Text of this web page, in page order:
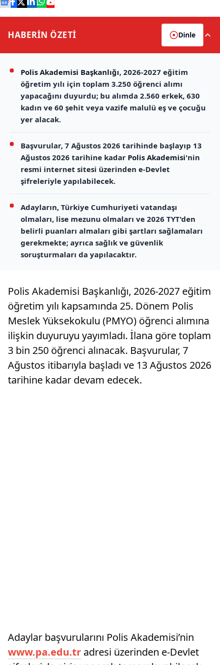
HABERİN ÖZETİ Dinle
Polis Akademisi Başkanlığı, 2026-2027 eğitim
öğretim yılı için toplam 3.250 öğrenci alımı
yapacağını duyurdu; bu alımda 2.560 erkek, 630
kadın ve 60 şehit veya vazife malulü eş ve çocuğu
yer alacak.
Başvurular, 7 Ağustos 2026 tarihinde başlayıp 13
Ağustos 2026 tarihine kadar Polis Akademisi'nin
resmi internet sitesi üzerinden e-Devlet
şifreleriyle yapılabilecek.
Adayların, Türkiye Cumhuriyeti vatandaşı
olmaları, lise mezunu olmaları ve 2026 TYT'den
belirli puanları almaları gibi şartları sağlamaları
gerekmekte; ayrıca sağlık ve güvenlik
soruşturmaları da yapılacaktır.
Polis Akademisi Başkanlığı, 2026-2027 eğitim
öğretim yılı kapsamında 25. Dönem Polis
Meslek Yüksekokulu (PMYO) öğrenci alımına
ilişkin duyuruyu yayımladı. İlana göre toplam
3 bin 250 öğrenci alınacak. Başvurular, 7
Ağustos itibarıyla başladı ve 13 Ağustos 2026
tarihine kadar devam edecek.
Adaylar başvurularını Polis Akademisi’nin
www.pa.edu.tr adresi üzerinden e-Devlet